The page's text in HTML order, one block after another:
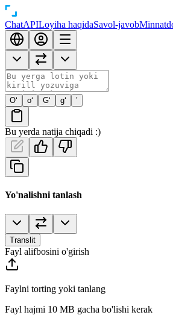
ChatAPILoyiha haqidaSavol-javob
O‘ o‘ G‘ g‘ ’
Bu yerda natija chiqadi :)
Yo'nalishni tanlash
Translit
Fayl alifbosini o'girish
Faylni torting yoki tanlang
Fayl hajmi 10 MB gacha bo'lishi kerak